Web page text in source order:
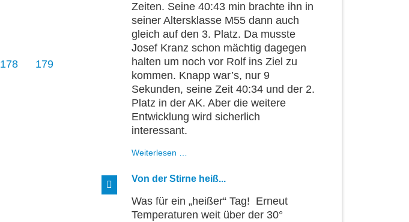
178
179
Zeiten. Seine 40:43 min brachte ihn in
seiner Altersklasse M55 dann auch
gleich auf den 3. Platz. Da musste
Josef Kranz schon mächtig dagegen
halten um noch vor Rolf ins Ziel zu
kommen. Knapp war’s, nur 9
Sekunden, seine Zeit 40:34 und der 2.
Platz in der AK. Aber die weitere
Entwicklung wird sicherlich
interessant.
Weiterlesen …
beim
Lußhardtlauf
Hambrücken
Von der Stirne heiß...
Was für ein „heißer“ Tag! Erneut
Temperaturen weit über der 30°